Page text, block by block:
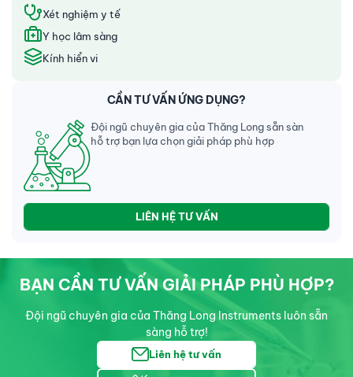
Xét nghiệm y tế
Y học lâm sàng
Kính hiển vi
CẦN TƯ VẤN ỨNG DỤNG?
Đội ngũ chuyên gia của Thăng Long sẵn sàn
hỗ trợ bạn lựa chọn giải pháp phù hợp
LIÊN HỆ TƯ VẤN
BẠN CẦN TƯ VẤN GIẢI PHÁP PHÙ HỢP?
Đội ngũ chuyên gia của Thăng Long Instruments luôn sẵn
sàng hỗ trợ!
Liên hệ tư vấn